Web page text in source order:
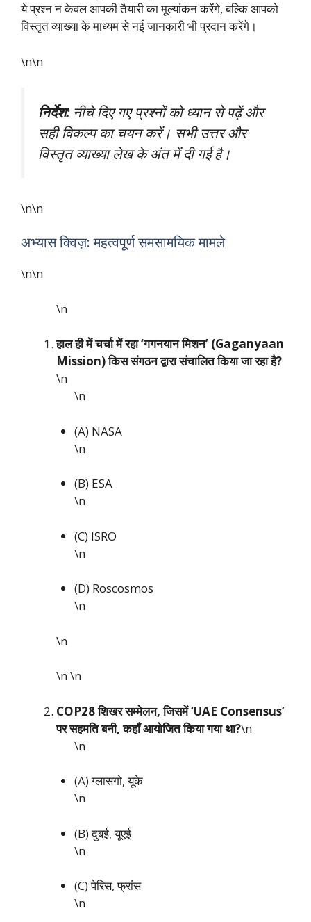
ये प्रश्न न केवल आपकी तैयारी का मूल्यांकन करेंगे, बल्कि आपको
विस्तृत व्याख्या के माध्यम से नई जानकारी भी प्रदान करेंगे।
\n\n
निर्देश:नीचे दिए गए प्रश्नों को ध्यान से पढ़ें और
सही विकल्प का चयन करें। सभी उत्तर और
विस्तृत व्याख्या लेख के अंत में दी गई है।
\n\n
अभ्यास क्विज़: महत्वपूर्ण समसामयिक मामले
\n\n
\n
हाल ही में चर्चा में रहा ‘गगनयान मिशन’ (Gaganyaan
Mission) किस संगठन द्वारा संचालित किया जा रहा है?
\n
\n
(A) NASA
\n
(B) ESA
\n
(C) ISRO
\n
(D) Roscosmos
\n
\n
\n \n
COP28 शिखर सम्मेलन, जिसमें ‘UAE Consensus’
पर सहमति बनी, कहाँ आयोजित किया गया था?\n
\n
(A) ग्लासगो, यूके
\n
(B) दुबई, यूएई
\n
(C) पेरिस, फ्रांस
\n